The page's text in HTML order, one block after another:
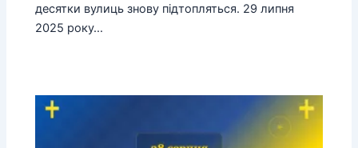
десятки вулиць знову підтопляться. 29 липня
2025 року…